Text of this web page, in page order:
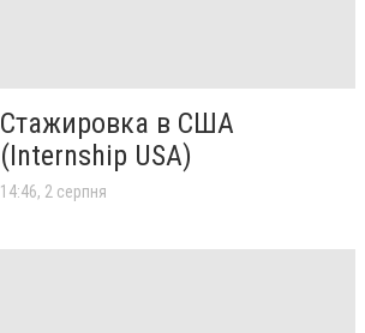
Стажировка в США
(Internship USA)
14:46, 2 серпня